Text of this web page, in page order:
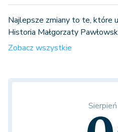
Najlepsze zmiany to te, które
Historia Małgorzaty
Zobacz wszystkie